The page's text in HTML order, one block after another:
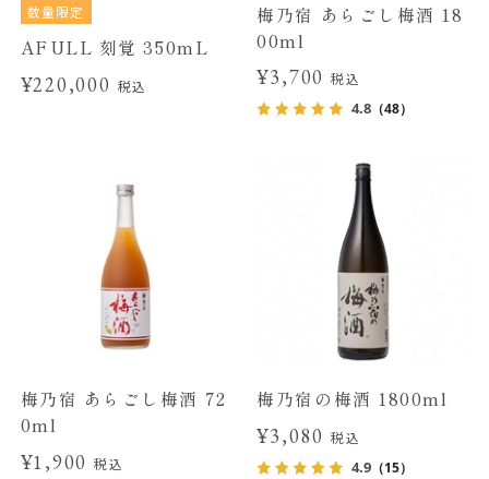
数量限定
AFULL 刻覚 350mL
¥220,000 税込
梅乃宿 あらごし梅酒 18
00ml
¥3,700 税込
4.8 （48）
梅乃宿 あらごし梅酒 72
0ml
¥1,900税込
梅乃宿の梅酒 1800ml
¥3,080 税込
4.9 （15）